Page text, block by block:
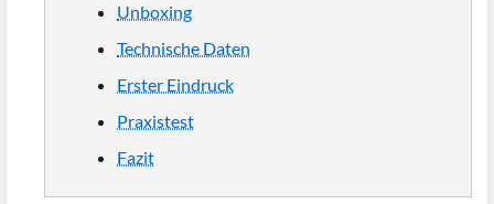
Unboxing
Technische Daten
Erster Eindruck
Praxistest
Fazit